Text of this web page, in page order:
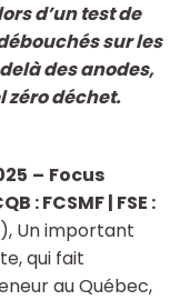
d’un test de
sur les
des anodes,
zéro déchet.
– Focus
: FCSMF | FSE :
Un important
qui fait
au Québec,